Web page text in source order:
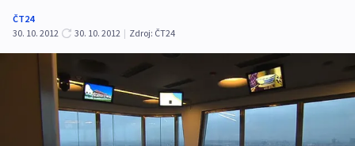
ČT24
30. 10. 2012
30. 10. 2012 | Zdroj: ČT24